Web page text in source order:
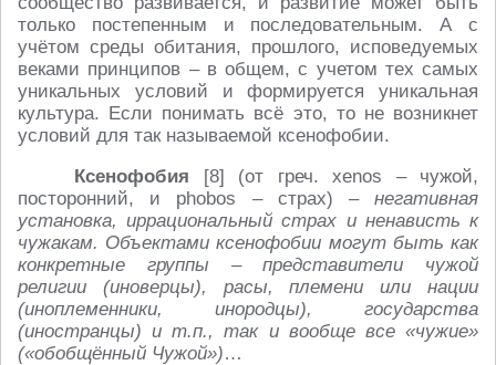
только постепенным и последовательным. А с
учётом среды обитания, прошлого, исповедуемых
веками принципов – в общем, с учетом тех самых
уникальных условий и формируется уникальная
культура. Если понимать всё это, то не возникнет
условий для так называемой ксенофобии.
Ксенофобия [8] (от греч. хenos – чужой,
посторонний, и phobos – страх) – негативная
установка, иррациональный страх и ненависть к
чужакам. Объектами ксенофобии могут быть как
конкретные группы – представители чужой
религии (иноверцы), расы, племени или нации
(иноплеменники, инородцы), государства
(иностранцы) и т.п., так и вообще все «чужие»
(«обобщённый Чужой»)…